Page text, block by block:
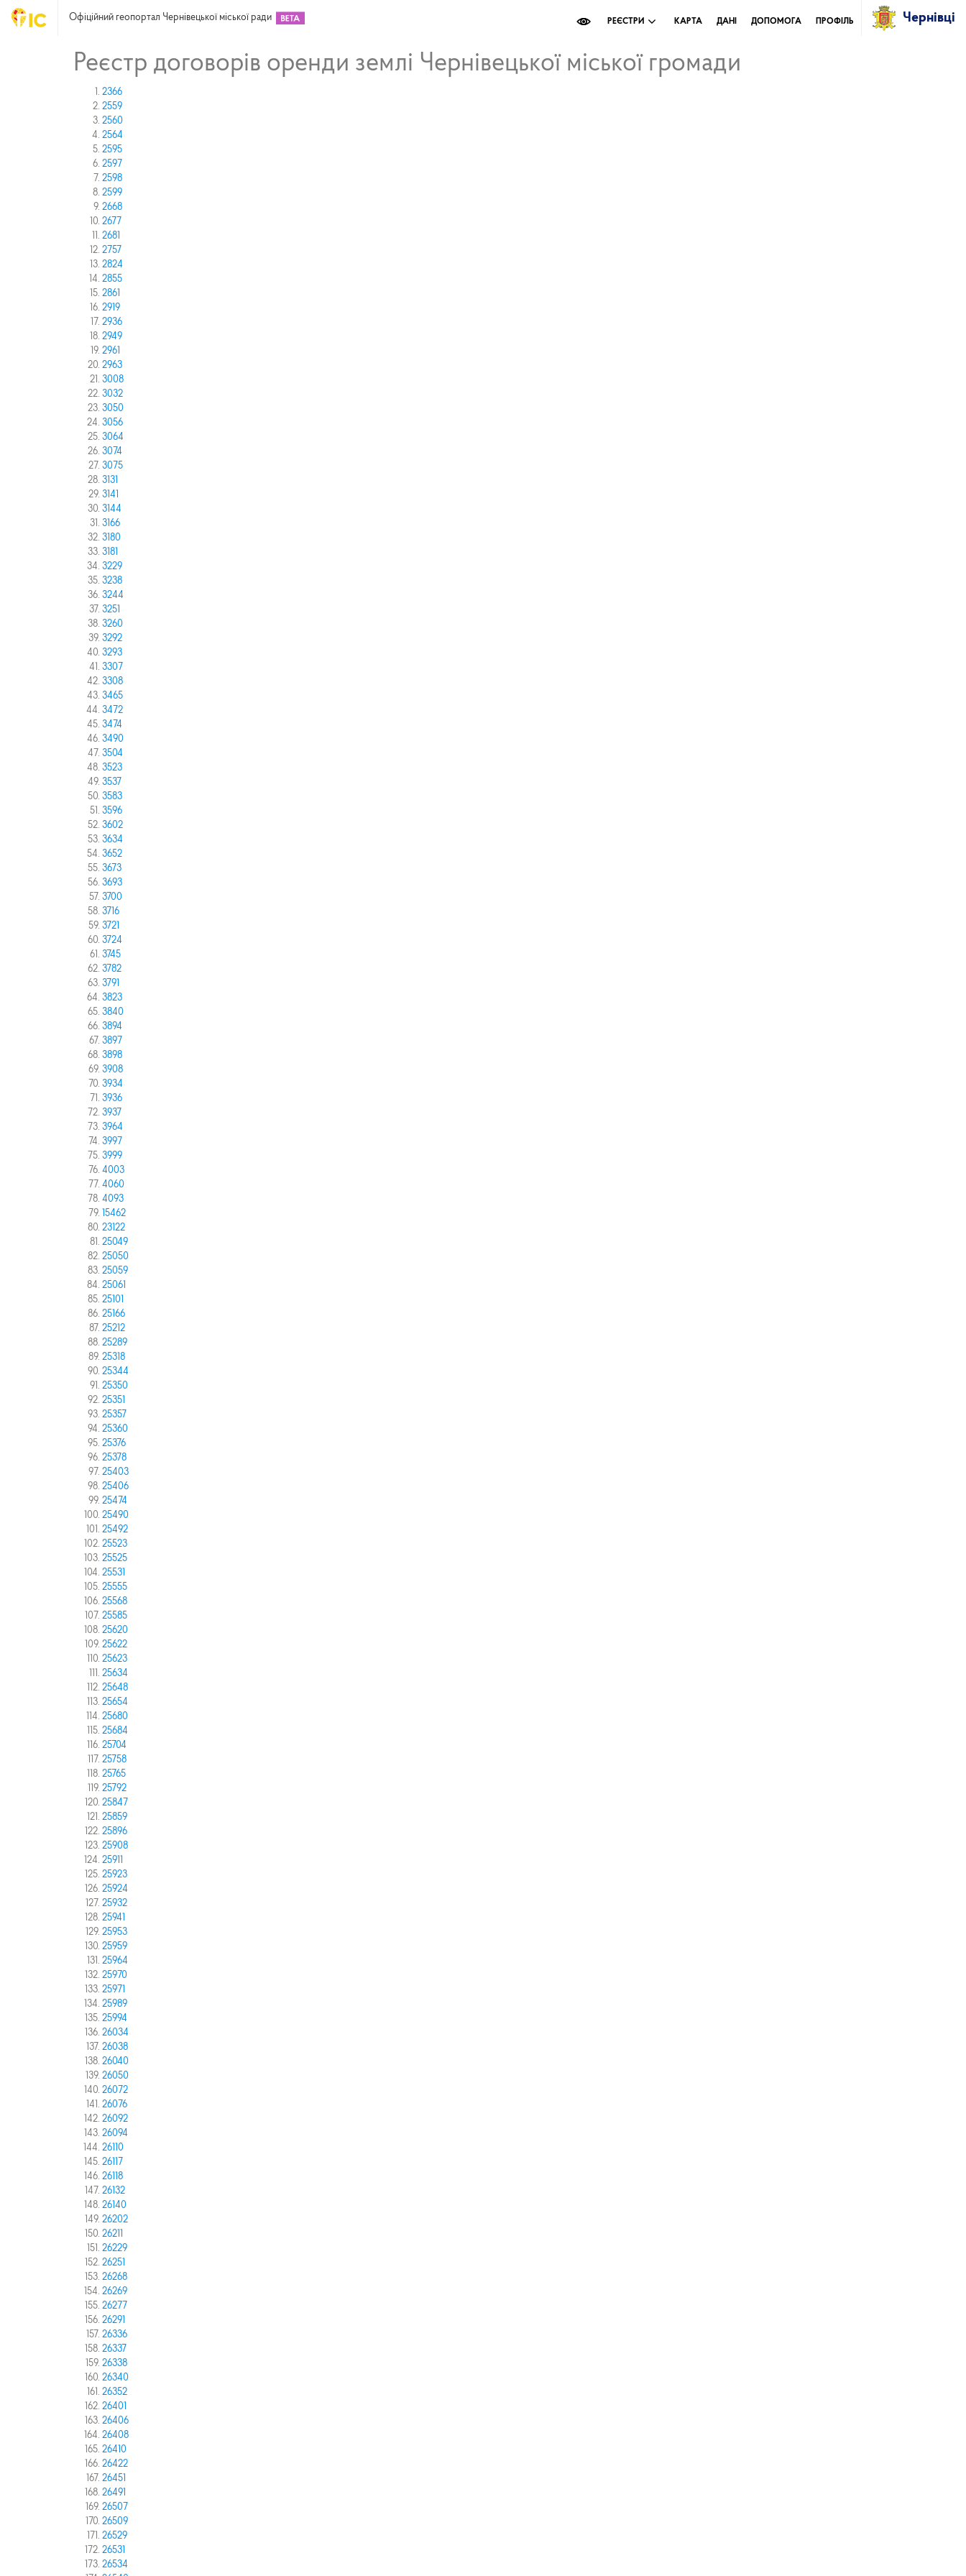
Офіційний геопортал Чернівецької міської ради РЕЄСТРИ КАРТА ДАНІ ДОПОМОГА ПРОФІЛЬ Чернівці
Реєстр договорів оренди землі Чернівецької міської громади
2366
2559
2560
2564
2595
2597
2598
2599
2668
2677
2681
2757
2824
2855
2861
2919
2936
2949
2961
2963
3008
3032
3050
3056
3064
3074
3075
3131
3141
3144
3166
3180
3181
3229
3238
3244
3251
3260
3292
3293
3307
3308
3465
3472
3474
3490
3504
3523
3537
3583
3596
3602
3634
3652
3673
3693
3700
3716
3721
3724
3745
3782
3791
3823
3840
3894
3897
3898
3908
3934
3936
3937
3964
3997
3999
4003
4060
4093
15462
23122
25049
25050
25059
25061
25101
25166
25212
25289
25318
25344
25350
25351
25357
25360
25376
25378
25403
25406
25474
25490
25492
25523
25525
25531
25555
25568
25585
25620
25622
25623
25634
25648
25654
25680
25684
25704
25758
25765
25792
25847
25859
25896
25908
25911
25923
25924
25932
25941
25953
25959
25964
25970
25971
25989
25994
26034
26038
26040
26050
26072
26076
26092
26094
26110
26117
26118
26132
26140
26202
26211
26229
26251
26268
26269
26277
26291
26336
26337
26338
26340
26352
26401
26406
26408
26410
26422
26451
26491
26507
26509
26529
26531
26534